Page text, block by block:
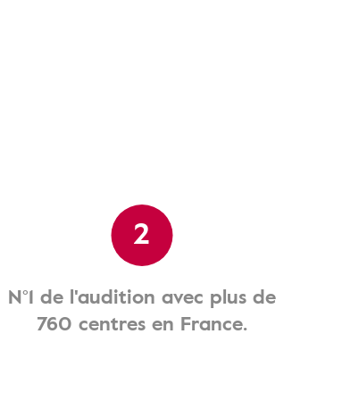
2
N°1 de l'audition avec plus de
760 centres en France.